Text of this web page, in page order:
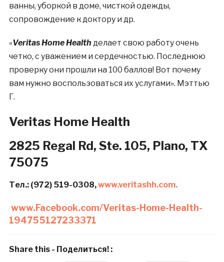
ванны, уборкой в доме, чисткой одежды,
сопровождение к доктору и др.
«Veritas Home Health делает свою работу очень
четко, с уважением и сердечностью. Последнюю
проверку они прошли на 100 баллов! Вот почему
вам нужно воспользоваться их услугами». Мэттью
Г.
Veritas Home Health
2825 Regal Rd, Ste. 105, Plano, TX
75075
Тел.: (972) 519-0308,www.veritashh.com.
www.Facebook.com/Veritas-Home-Health-
194755127233371
Share this - Поделиться! :